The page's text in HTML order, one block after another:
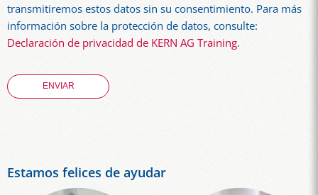
transmitiremos estos datos sin su consentimiento. Para más
información sobre la protección de datos, consulte:
Declaración de privacidad de KERN AG Training.
Estamos felices de ayudar